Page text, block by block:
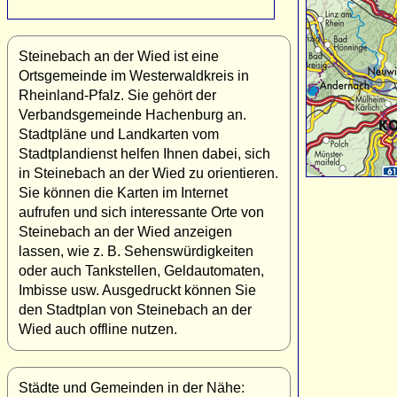
Steinebach an der Wied ist eine
Ortsgemeinde im Westerwaldkreis in
Rheinland-Pfalz. Sie gehört der
Verbandsgemeinde Hachenburg an.
Stadtpläne und Landkarten vom
Stadtplandienst helfen Ihnen dabei, sich
in Steinebach an der Wied zu orientieren.
Sie können die Karten im Internet
aufrufen und sich interessante Orte von
Steinebach an der Wied anzeigen
lassen, wie z. B. Sehenswürdigkeiten
oder auch Tankstellen, Geldautomaten,
Imbisse usw. Ausgedruckt können Sie
den Stadtplan von Steinebach an der
Wied auch offline nutzen.
Städte und Gemeinden in der Nähe: